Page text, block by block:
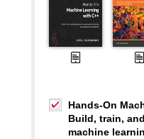
Hands-On
Build, train,
machine